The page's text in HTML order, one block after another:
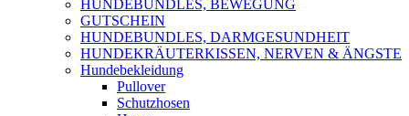
HUNDEBUNDLES, BEWEGUNG
GUTSCHEIN
HUNDEBUNDLES, DARMGESUNDHEIT
HUNDEKRÄUTERKISSEN, NERVEN & ÄNGSTE
Hundebekleidung
Pullover
Schutzhosen